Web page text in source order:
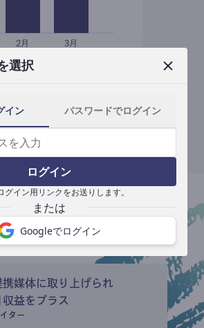
選択
イン パスワードでログイン
ログイン
イン用リンクをお送りします。
Googleでログイン
事買い取りで
る
への記事提供の売り上げをプラスできま
収益イメージ
携媒体に取り上げられ
収益をプラス
ター